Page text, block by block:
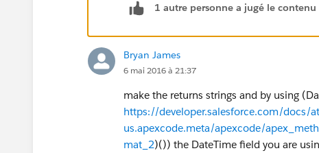
1 autre personne a jugé le
Bryan James
6 mai 2016 à 21:37
make the returns strings and by using
https://developer.salesforce.com/docs/
us.apexcode.meta/apexcode/
mat_2)()) the DateTime field you are